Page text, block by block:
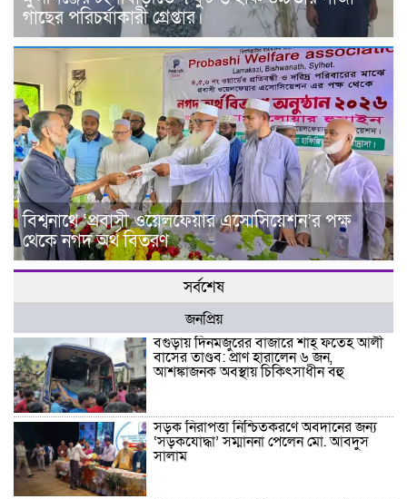
গাছের পরিচর্যাকারী গ্রেপ্তার।
বিশ্বনাথে ‘প্রবাসী ওয়েলফেয়ার এসোসিয়েশন’র পক্ষ
থেকে নগদ অর্থ বিতরণ
সর্বশেষ
জনপ্রিয়
বগুড়ায় দিনমজুরের বাজারে শাহ্ ফতেহ আলী
বাসের তাণ্ডব: প্রাণ হারালেন ৬ জন,
আশঙ্কাজনক অবস্থায় চিকিৎসাধীন বহু
সড়ক নিরাপত্তা নিশ্চিতকরণে অবদানের জন্য
‘সড়কযোদ্ধা’ সম্মাননা পেলেন মো. আবদুস
সালাম